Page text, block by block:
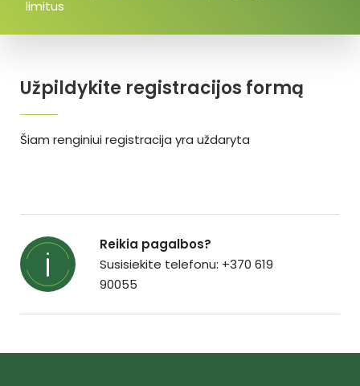
Užpildykite registracijos formą
Šiam renginiui registracija yra uždaryta
limitus
Reikia pagalbos?
Susisiekite telefonu: +370 619
90055